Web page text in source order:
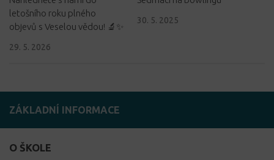
letošního roku plného
objevů s Veselou vědou! 🔬✨
29. 5. 2026
30. 5. 2025
ZÁKLADNÍ INFORMACE
O ŠKOLE